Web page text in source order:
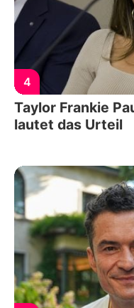
4
Taylor Frankie
lautet das Urteil